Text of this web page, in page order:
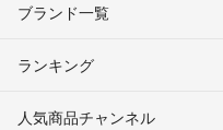
ブランド一覧
ランキング
人気商品チャンネル